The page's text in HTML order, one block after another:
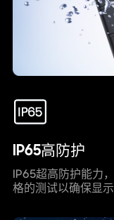
IP65高防护
IP65超高防护能力
格的测试以确保显